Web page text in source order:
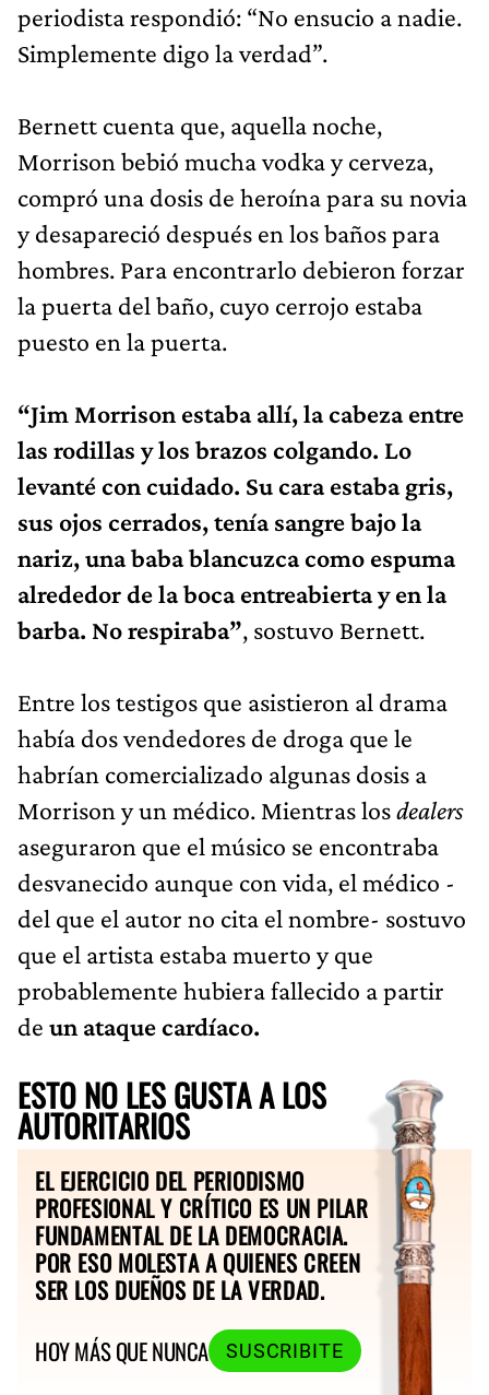
periodista respondió: “No ensucio a nadie.
Simplemente digo la verdad”.
Bernett cuenta que, aquella noche,
Morrison bebió mucha vodka y cerveza,
compró una dosis de heroína para su novia
y desapareció después en los baños para
hombres. Para encontrarlo debieron forzar
la puerta del baño, cuyo cerrojo estaba
puesto en la puerta.
“Jim Morrison estaba allí, la cabeza entre
las rodillas y los brazos colgando. Lo
levanté con cuidado. Su cara estaba gris,
sus ojos cerrados, tenía sangre bajo la
nariz, una baba blancuzca como espuma
alrededor de la boca entreabierta y en la
barba. No respiraba”, sostuvo Bernett.
Entre los testigos que asistieron al drama
había dos vendedores de droga que le
habrían comercializado algunas dosis a
Morrison y un médico. Mientras losdealers
aseguraron que el músico se encontraba
desvanecido aunque con vida, el médico -
del que el autor no cita el nombre- sostuvo
que el artista estaba muerto y que
probablemente hubiera fallecido a partir
de un ataque cardíaco.
ESTO NO LES GUSTA A LOS
AUTORITARIOS
EL EJERCICIO DEL PERIODISMO
PROFESIONAL Y CRÍTICO ES UN PILAR
FUNDAMENTAL DE LA DEMOCRACIA.
POR ESO MOLESTA A QUIENES CREEN
SER LOS DUEÑOS DE LA VERDAD.
HOY MÁS QUE NUNCA
SUSCRIBITE